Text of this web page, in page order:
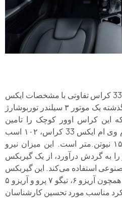
مشخصات فنی ام وی ام ایکس33 کراس تفاوتی با مشخصات ایکس
22 پرو ندارد. بنابراین همچون گذشته یک موتور ۳ سیلندر توربوشارژ
این کراس اوور کوچک را تامین
می‌کند. حداکثر قدرت موتور ام وی ام ایکس 33 کراس، ۱۰۲ اسب
بخار و بیشترین گشتاور هم ۱۵۰ نیوتن.متر است. این میزان نیرو
را به گردش درآورد، از یک گیربکس
وی تی با ۹ دنده مصنوعی استفاده می‌کند. این گیربکس
در محصولات سطح بالاتر چری همچون آریزو ۶، تیگو ۷ پرو و آریزو ۵
مناسب مورد تحسین کارشناسان